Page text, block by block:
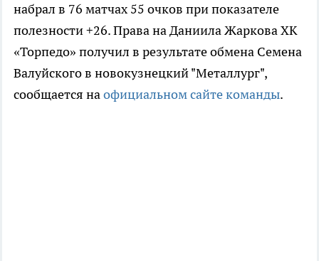
набрал в 76 матчах 55 очков при показателе
полезности +26. Права на Даниила Жаркова ХК
«Торпедо» получил в результате обмена Семена
Валуйского в новокузнецкий "Металлург",
сообщается наофициальном сайте команды.